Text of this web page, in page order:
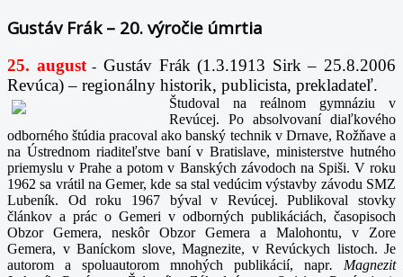
Gustáv Frák – 20. výročie úmrtia
25. august- Gustáv Frák (1.3.1913 Sirk – 25.8.2006
Revúca) – regionálny historik, publicista, prekladateľ.
Študoval na reálnom gymnáziu v
Revúcej. Po absolvovaní diaľkového
odborného štúdia pracoval ako banský technik v Drnave, Rožňave a
na Ústrednom riaditeľstve baní v Bratislave, ministerstve hutného
priemyslu v Prahe a potom v Banských závodoch na Spiši. V roku
1962 sa vrátil na Gemer, kde sa stal vedúcim výstavby závodu SMZ
Lubeník. Od roku 1967 býval v Revúcej. Publikoval stovky
článkov a prác o Gemeri v odborných publikáciách, časopisoch
Obzor Gemera, neskôr Obzor Gemera a Malohontu, v Zore
Gemera, v Baníckom slove, Magnezite, v Revúckych listoch. Je
autorom a spoluautorom mnohých publikácií, napr. Magnezit